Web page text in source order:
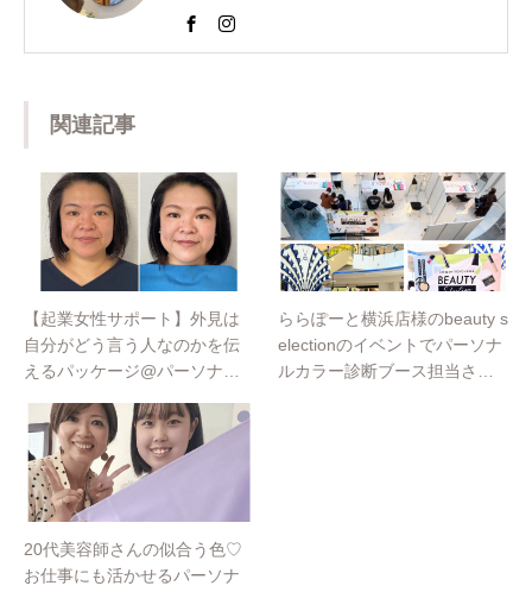
診断、顔診断、ショッピング同行のメニューを
当するなど多岐にわたり活躍中。
関連記事
【起業女性サポート】外見は
自分がどう言う人なのかを伝
えるパッケージ@パーソナル
ららぽーと横浜店様のbeauty s
electionのイベントでパーソナ
ルカラー診断ブース担当させ
20代美容師さんの似合う色♡
お仕事にも活かせるパーソナ